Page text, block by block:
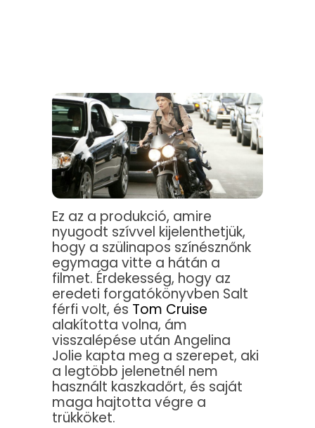
Ez az a produkció, amire
nyugodt szívvel kijelenthetjük,
hogy a szülinapos színésznőnk
egymaga vitte a hátán a
filmet. Érdekesség, hogy az
eredeti forgatókönyvben Salt
férfi volt, és Tom Cruise
alakította volna, ám
visszalépése után Angelina
Jolie kapta meg a szerepet, aki
a legtöbb jelenetnél nem
használt kaszkadőrt, és saját
maga hajtotta végre a
trükköket.